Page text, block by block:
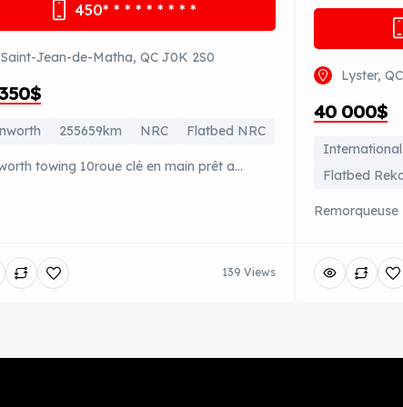
450* * * * * * * * *
Saint-Jean-de-Matha, QC J0K 2S0
255659km NRC Flatbed NRC
towing 10roue clé en main prêt a
vla 5 mois prêt a travailler maintenant139 Views
Lyster,
40 000$
Flatbed
neuf a
ordre pas